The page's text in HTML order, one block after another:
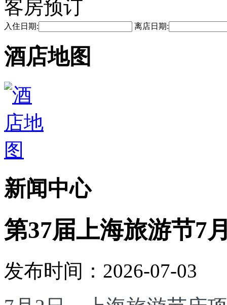
客房预订
入住日期: 离店日期:
酒店地图
新闻中心
第37届上海旅游节7
发布时间：2026-07-03